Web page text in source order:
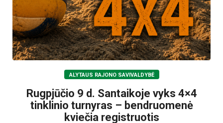
ALYTAUS RAJONO SAVIVALDYBĖ
Rugpjūčio 9 d. Santaikoje vyks 4×4
tinklinio turnyras – bendruomenė
kviečia registruotis